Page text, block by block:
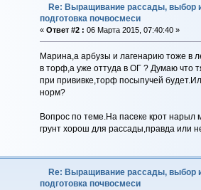
Re: Выращивание рассады, выбор
подготовка почвосмеси
« Ответ #2 : 06 Марта 2015, 07:40:40 »
Марина,а арбузы и лагенарию тоже в
в торф,а уже оттуда в ОГ ? Думаю что
при прививке,торф посыпучей
норм?
Вопрос по теме.На пасеке крот нарыл
грунт хорош для рассады,правда или
Re: Выращивание рассады, выбор
подготовка почвосмеси